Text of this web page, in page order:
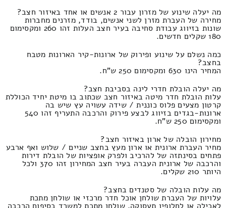
מה יעלה שינוע של מזרון עבור 2 אנשים או אחד באיזור חצב?
מחירה של העברת מזרן לשני אנשים, בודד, מזרנים מחברות
שונות בזיווג עבודת סחיבה בעיר חצב העלות זהו 260 ומקסימום
180 שקלים חדשים.
כמה נשלם על שינוע ופירוק של ארונות-קיר הארונות מטבח
בחצב?
המחיר הינו 630 ומקסימום 250 ש"ח.
מה יעלה הובלת חדרי לינה בסביבת חצב?
עלות הובלת חדר מיטה באיזור חצב שכתוב בו מיטת יחיד הכוללת
קרטון מצעים פלוס כוננית / שידה עשויה עץ שיש בה
ארונות-בגדים בזיווג לבצע פירוק והרכבה התעריף זהו 540
ומקסימום 250 ש"ח.
מחירון הובלה של ארון באיזור חצב?
מחיר העברת ארונית או ארון מעץ בחצב שניים / שלוש ואף ארבע
פתחים בסינתזה של להרכיב ולפרק אופציות של הובלת דירות
והרכבה של ארונית העברה בעיר חצב המחירון זהו 370 ולכל
היותר 210 שקלים.
מה עלות הובלה של סטנדים בחצב?
עלויות של העברת שולחן אוכל חדר מרכזי או שולחן מתכת